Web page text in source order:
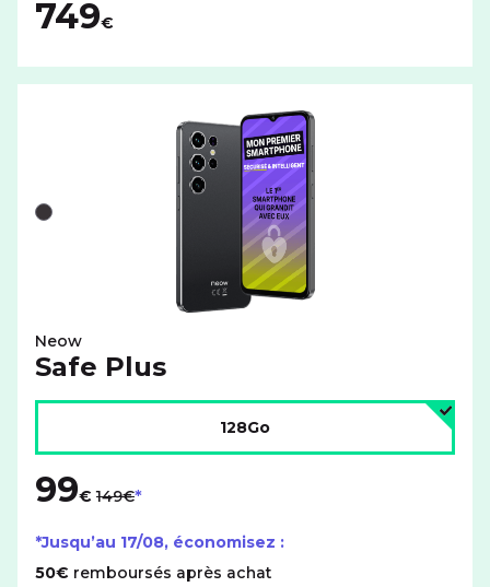
749€
Liste de couleurs disponibles pour le NEOW Safe Plus
Noir
Neow
Safe Plus
128Go
99€ 149€
*Jusqu’au 17/08, économisez :
50€ remboursés après achat